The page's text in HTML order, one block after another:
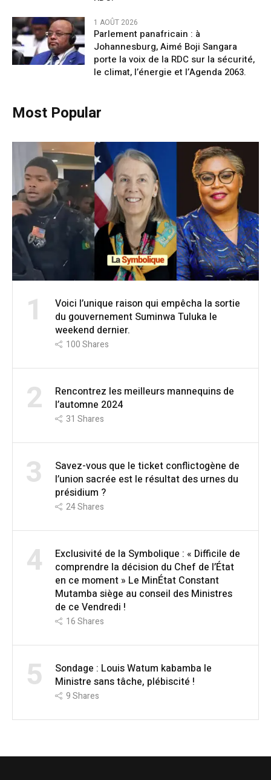
1 AOÛT 2026
Parlement panafricain : à
Johannesburg, Aimé Boji Sangara
porte la voix de la RDC sur la sécurité,
le climat, l’énergie et l’Agenda 2063.
Most Popular
1
Voici l’unique raison qui empêcha la sortie
du gouvernement Suminwa Tuluka le
weekend dernier.
100Shares
2
Rencontrez les meilleurs mannequins de
l’automne 2024
31 Shares
3
Savez-vous que le ticket conflictogène de
l’union sacrée est le résultat des urnes du
présidium ?
24Shares
4
Exclusivité de la Symbolique : « Difficile de
comprendre la décision du Chef de l’État
en ce moment » Le MinÉtat Constant
Mutamba siège au conseil des Ministres
de ce Vendredi !
16Shares
5
Sondage : Louis Watum kabamba le
Ministre sans tâche, plébiscité !
9Shares